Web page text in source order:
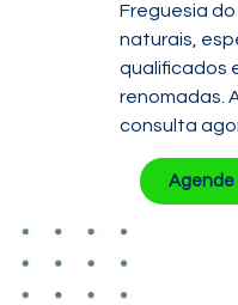
Freguesia do
naturais,
qualificados
renomadas.
consulta
Agende